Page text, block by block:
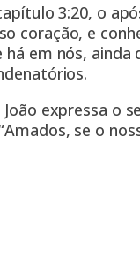
3:20, o
coração, e
há em nós,
expressa o
se o